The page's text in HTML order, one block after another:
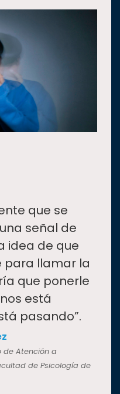
que se
señal de
idea de que
para llamar la
que ponerle
está
pasando”.
de Atención a
de Psicología de